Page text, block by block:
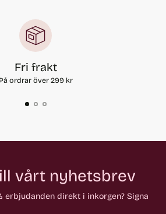
Fri frakt
På ordrar över 299 kr
vårt nyhetsbrev
erbjudanden direkt i inkorgen? Signa